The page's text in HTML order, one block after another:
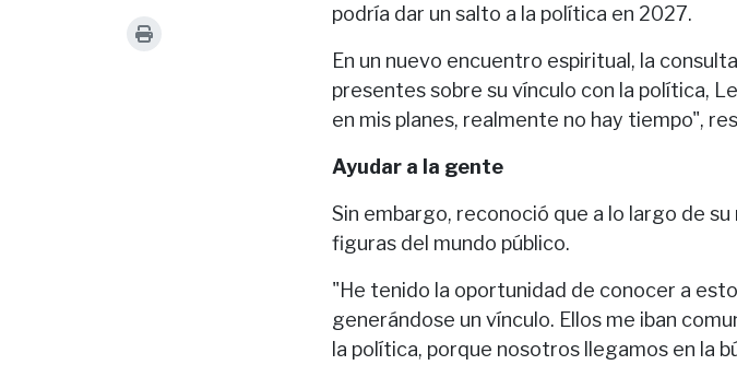
podría dar un salto a la política en 2027.
En un nuevo encuentro espiritual, la
presentes sobre su vínculo con la política,
en mis planes, realmente no hay tiempo",
Ayudar a la gente
Sin embargo, reconoció que a lo largo de
figuras del mundo público.
"He tenido la oportunidad de conocer a
generándose un vínculo. Ellos me iban
la política, porque nosotros llegamos en la